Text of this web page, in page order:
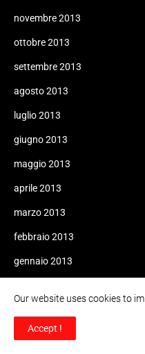
novembre 2013
ottobre 2013
settembre 2013
agosto 2013
luglio 2013
giugno 2013
maggio 2013
aprile 2013
marzo 2013
febbraio 2013
gennaio 2013
ottobre 2012
Our website uses cookies to
Accept !